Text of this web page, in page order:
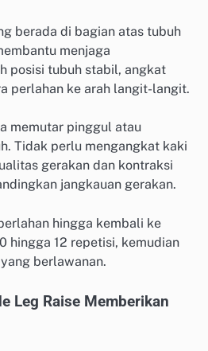
berada di bagian atas tubuh
menjaga
posisi tubuh stabil, angkat
perlahan ke arah langit-langit.
memutar pinggul atau
Tidak perlu mengangkat kaki
gerakan dan kontraksi
jangkauan gerakan.
hingga kembali ke
hingga 12 repetisi, kemudian
berlawanan.
Leg Raise Memberikan